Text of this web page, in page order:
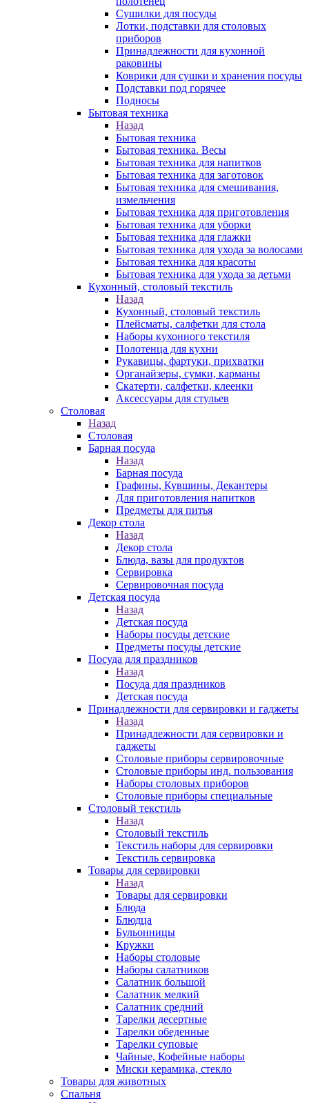
Сушилки для посуды
Лотки, подставки для столовых
приборов
Принадлежности для кухонной
раковины
Коврики для сушки и хранения посуды
Подставки под горячее
Подносы
Бытовая техника
Назад
Бытовая техника
Бытовая техника. Весы
Бытовая техника для напитков
Бытовая техника для заготовок
Бытовая техника для смешивания,
измельчения
Бытовая техника для приготовления
Бытовая техника для уборки
Бытовая техника для глажки
Бытовая техника для ухода за волосами
Бытовая техника для красоты
Бытовая техника для ухода за детьми
Кухонный, столовый текстиль
Назад
Кухонный, столовый текстиль
Плейсматы, салфетки для стола
Наборы кухонного текстиля
Полотенца для кухни
Рукавицы, фартуки, прихватки
Органайзеры, сумки, карманы
Скатерти, салфетки, клеенки
Аксессуары для стульев
Столовая
Назад
Столовая
Барная посуда
Назад
Барная посуда
Графины, Кувшины, Декантеры
Для приготовления напитков
Предметы для питья
Декор стола
Назад
Декор стола
Блюда, вазы для продуктов
Сервировка
Сервировочная посуда
Детская посуда
Назад
Детская посуда
Наборы посуды детские
Предметы посуды детские
Посуда для праздников
Назад
Посуда для праздников
Детская посуда
Принадлежности для сервировки и гаджеты
Назад
Принадлежности для сервировки и
гаджеты
Столовые приборы сервировочные
Столовые приборы инд. пользования
Наборы столовых приборов
Столовые приборы специальные
Столовый текстиль
Назад
Столовый текстиль
Текстиль наборы для сервировки
Текстиль сервировка
Товары для сервировки
Назад
Товары для сервировки
Блюда
Блюдца
Бульонницы
Кружки
Наборы столовые
Наборы салатников
Салатник большой
Салатник мелкий
Салатник средний
Тарелки десертные
Тарелки обеденные
Тарелки суповые
Чайные, Кофейные наборы
Миски керамика, стекло
Товары для животных
Спальня